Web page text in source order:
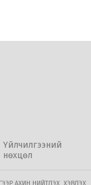
Үйлчилгээний
нөхцөл